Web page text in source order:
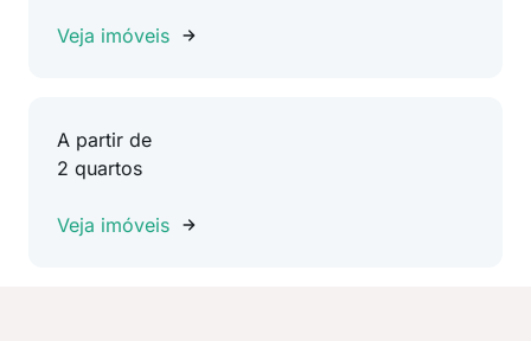
Veja imóveis
A partir de
2 quartos
Veja imóveis